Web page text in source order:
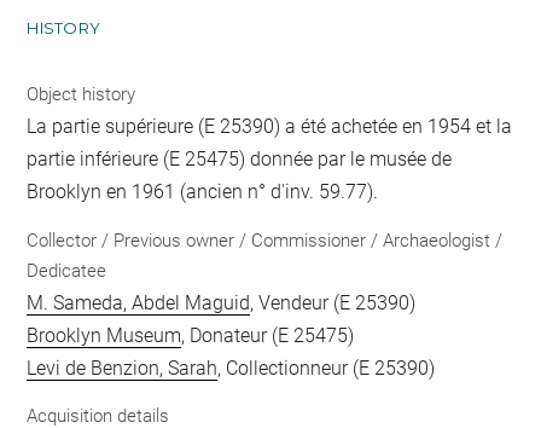
HISTORY
Object history
La partie supérieure (E 25390) a été achetée en 1954 et la
partie inférieure (E 25475) donnée par le musée de
Brooklyn en 1961 (ancien n° d'inv. 59.77).
Collector / Previous owner / Commissioner / Archaeologist /
Dedicatee
M. Sameda, Abdel Maguid, Vendeur (E 25390)
Brooklyn Museum, Donateur (E 25475)
Levi de Benzion, Sarah, Collectionneur (E 25390)
Acquisition details